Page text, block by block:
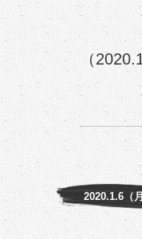
（
2020.1.6（